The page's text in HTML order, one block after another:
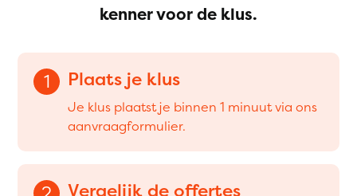
kenner voor de klus.
1 Plaats je klus
Je klus plaatst je binnen 1 minuut via ons
aanvraagformulier.
Vergelijk de offertes